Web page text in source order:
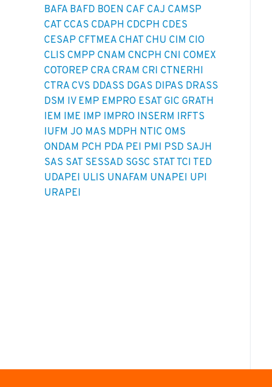
BAFA BAFD BOEN CAF CAJ CAMSP
CAT CCAS CDAPH CDCPH CDES
CESAP CFTMEA CHAT CHU CIM CIO
CLIS CMPP CNAM CNCPH CNI COMEX
COTOREP CRA CRAM CRI CTNERHI
CTRA CVS DDASS DGAS DIPAS DRASS
DSM IV EMP EMPRO ESAT GIC GRATH
IEM IME IMP IMPRO INSERM IRFTS
IUFM JO MAS MDPH NTIC OMS
ONDAM PCH PDA PEI PMI PSD SAJH
SAS SAT SESSAD SGSC STAT TCI TED
UDAPEI ULIS UNAFAM UNAPEI UPI
URAPEI